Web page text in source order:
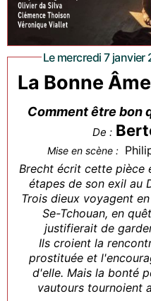
Le mercredi 7
La Bonne
Comment être bon
De :
Mise en scène :
Brecht écrit cette pièce
étapes de son exil au
Trois dieux voyagent
Se-Tchouan, en
justifierait de
Ils croient la
prostituée et
d'elle. Mais la bonté
vautours tournoient